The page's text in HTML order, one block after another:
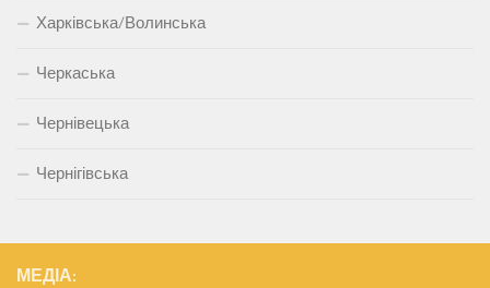
Харківська/Волинська
Черкаська
Чернівецька
Чернігівська
МЕДІА: